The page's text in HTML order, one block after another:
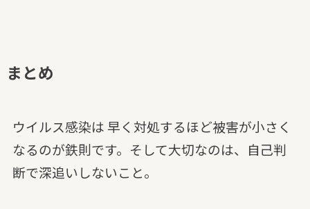
まとめ
ウイルス感染は 早く対処するほど被害が小さく
なるのが鉄則です。そして大切なのは、自己判
断で深追いしないこと。